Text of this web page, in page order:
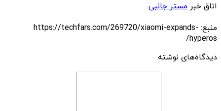
اتاق خبر مستر جانبی
منبع: https://techfars.com/269720/xiaomi-expands-
hyperos/
دیدگاه‌های نوشته